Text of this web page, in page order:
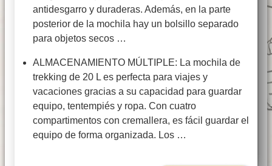
antidesgarro y duraderas. Además, en la parte
posterior de la mochila hay un bolsillo separado
para objetos secos …
ALMACENAMIENTO MÚLTIPLE: La mochila de
trekking de 20 L es perfecta para viajes y
vacaciones gracias a su capacidad para guardar
equipo, tentempiés y ropa. Con cuatro
compartimentos con cremallera, es fácil guardar el
equipo de forma organizada. Los …